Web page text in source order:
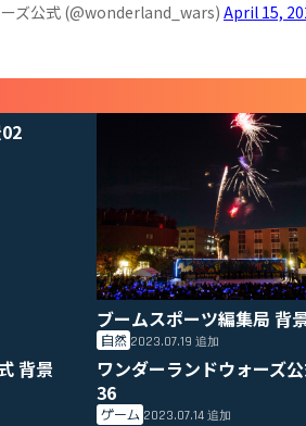
ズ公式 (@wonderland_wars) April 15,
ブームスポーツ編集局 背
自然 2023.07.19 追加
背景
ワンダーランドウォーズ
36
ゲーム 2023.07.14 追加